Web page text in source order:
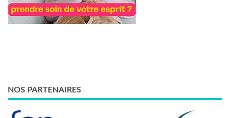
NOS PARTENAIRES